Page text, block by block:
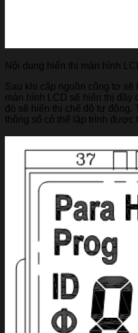
Nội dung hiển thị màn hình
Sau khi cấp nguồn công tơ sẽ
màn hình LCD sẽ hiển thị đầy
đó sẽ hiển thị chế độ tự
thông số có thể lập trình